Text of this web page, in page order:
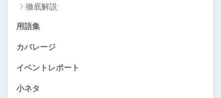
徹底解説
用語集
カバレージ
イベントレポート
小ネタ